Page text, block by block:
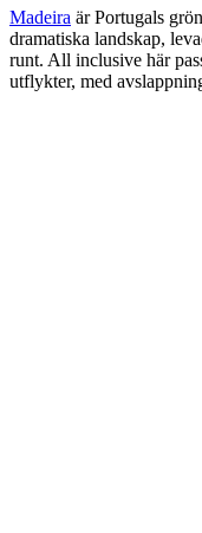
Madeira är Portugals
dramatiska landskap,
runt. All inclusive här
utflykter, med